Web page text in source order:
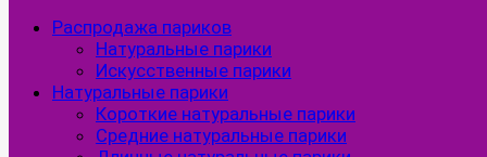
Распродажа париков
Натуральные парики
Искусственные парики
Натуральные парики
Короткие натуральные парики
Средние натуральные парики